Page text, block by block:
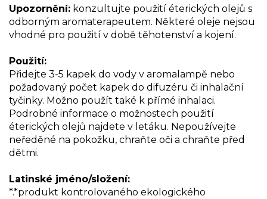
Upozornění: konzultujte použití éterických olejů s
odborným aromaterapeutem. Některé oleje nejsou
vhodné pro použití v době těhotenství a kojení.
Použití:
Přidejte 3-5 kapek do vody v aromalampě nebo
požadovaný počet kapek do difuzéru či inhalační
tyčinky. Možno použít také k přímé inhalaci.
Podrobné informace o možnostech použití
éterických olejů najdete v letáku. Nepoužívejte
neředěné na pokožku, chraňte oči a chraňte před
dětmi.
Latinské jméno/složení:
*.*produkt kontrolovaného ekologického